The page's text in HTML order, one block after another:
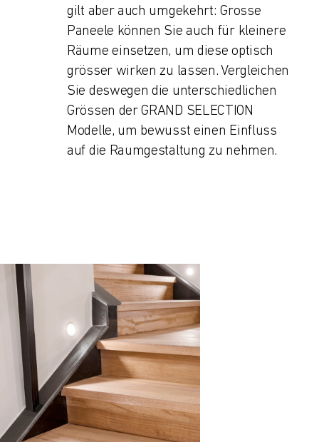
gilt aber auch umgekehrt: Grosse
Paneele können Sie auch für kleinere
Räume einsetzen, um diese optisch
grösser wirken zu lassen. Vergleichen
Sie deswegen die unterschied­lichen
Grössen der GRAND SELECTION
Modelle, um bewusst einen Einfluss
auf die Raumgestaltung zu nehmen.